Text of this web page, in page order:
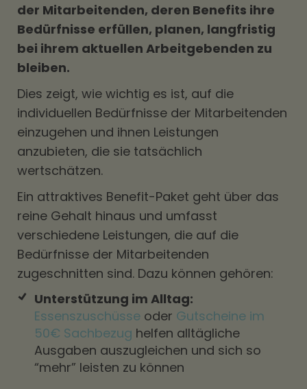
der Mitarbeitenden, deren Benefits ihre
Bedürfnisse erfüllen, planen, langfristig
bei ihrem aktuellen Arbeitgebenden zu
bleiben.
Dies zeigt, wie wichtig es ist, auf die
individuellen Bedürfnisse der Mitarbeitenden
einzugehen und ihnen Leistungen
anzubieten, die sie tatsächlich
wertschätzen.
Ein attraktives Benefit-Paket geht über das
reine Gehalt hinaus und umfasst
verschiedene Leistungen, die auf die
Bedürfnisse der Mitarbeitenden
zugeschnitten sind. Dazu können gehören:
Unterstützung im Alltag:
Essenszuschüsse oder Gutscheine im
50€ Sachbezug helfen alltägliche
Ausgaben auszugleichen und sich so
“mehr” leisten zu können